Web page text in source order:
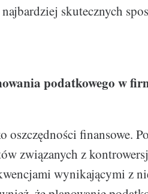
skutecznych
podatkowego w
finansowe.
związanych z
wynikającymi z